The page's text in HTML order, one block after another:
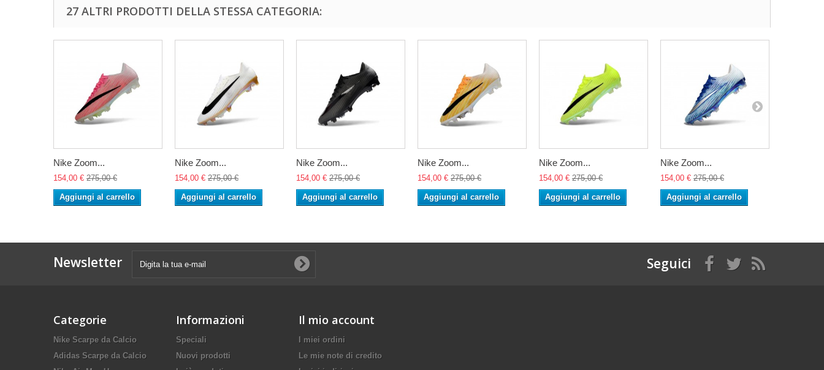
27 ALTRI PRODOTTI DELLA STESSA CATEGORIA:
Nike Zoom...
154,00 € 275,00 €
Aggiungi al carrello
Nike Zoom...
154,00 € 275,00 €
Aggiungi al carrello
Nike Zoom...
154,00 € 275,00 €
Aggiungi al carrello
Nike Zoom...
154,00 € 275,00 €
Aggiungi al carrello
Nike Zoom...
154,00 € 275,00 €
Aggiungi al carrello
Nike Zoom...
154,00 € 275,00 €
Aggiungi al carrello
Newsletter Seguici
Categorie
Nike Scarpe da Calcio
Adidas Scarpe da Calcio
Informazioni
Speciali
Nuovi prodotti
Il mio account
I miei ordini
Le mie note di credito